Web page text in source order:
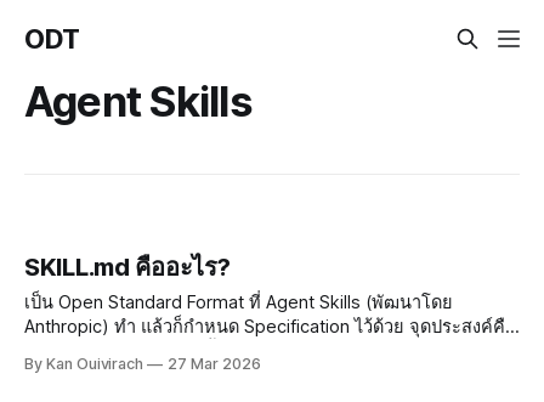
ODT
Agent Skills
SKILL.md คืออะไร?
เป็น Open Standard Format ที่ Agent Skills (พัฒนาโดย
Anthropic) ทำ แล้วก็กำหนด Specification ไว้ด้วย จุดประสงค์คือ
มากขึ้นในงานที่เราทำ แล้วก็มีบริบทที่เจาะจงกับงานที่เราทำมาก
By Kan Ouivirach 27 Mar 2026